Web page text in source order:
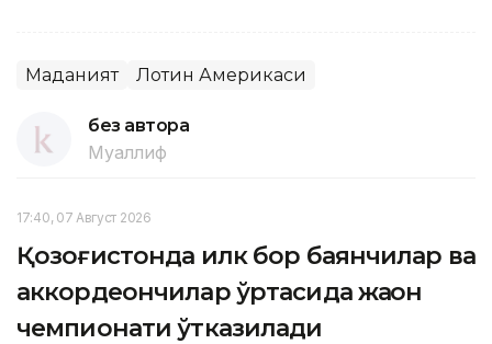
Маданият Лотин Америкаси
без автора
Муаллиф
17:40, 07 Август 2026
Қозоғистонда илк бор баянчилар ва
аккордеончилар ўртасида жаҳон
чемпионати ўтказилади